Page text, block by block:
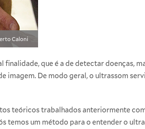
Caloni
que é a de detectar doenças,
De modo geral, o ultrassom
teóricos trabalhados anteriormente
temos um método para o entender o